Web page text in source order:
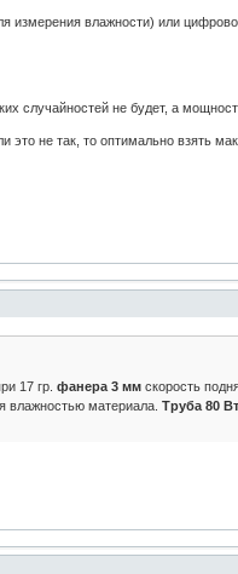
влажности) или
случайностей не будет, а
не так, то оптимально взять
17 гр. фанера 3 ммскорость
влажностью материала. Труба 80 Вт